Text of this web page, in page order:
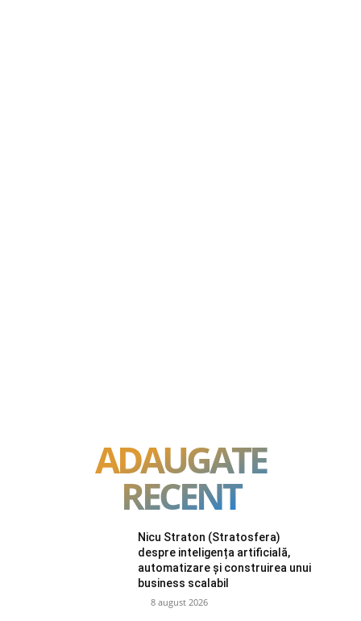
ADAUGATE
RECENT
Nicu Straton (Stratosfera)
despre inteligența artificială,
automatizare și construirea unui
business scalabil
8 august 2026